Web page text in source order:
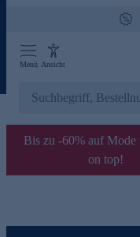
Menü Ansicht
Bis zu -60% auf Mode
on top!